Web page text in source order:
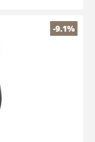
-9.1%